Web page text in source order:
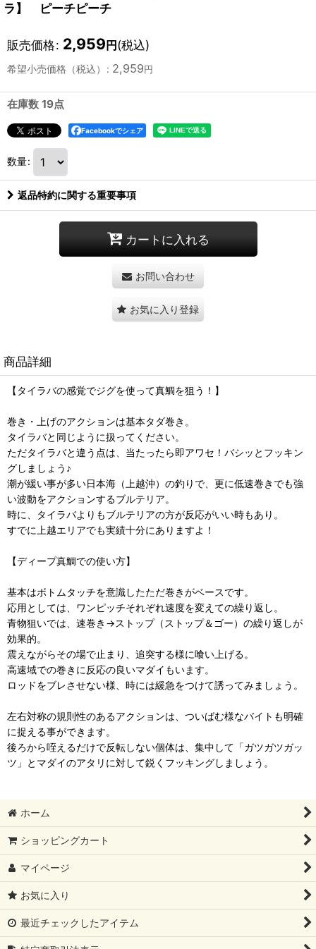
ラ】 ピーチピーチ
販売価格: 2,959 円 (税込)
希望小売価格（税込） : 2,959 円
在庫数 19点
Facebookでシェア
数量:
返品特約に関する重要事項
カートに入れる
お問い合わせ
お気に入り登録
商品詳細
【タイラバの感覚でジグを使って真鯛を狙う！】
巻き・上げのアクションは基本タダ巻き。
タイラバと同じように扱ってください。
ただタイラバと違う点は、当たったら即アワセ！バシッとフッキン
グしましょう♪
潮が緩い事が多い日本海（上越沖）の釣りで、更に低速巻きでも強
い波動をアクションするブルテリア。
時に、タイラバよりもブルテリアの方が反応がいい時もあり。
すでに上越エリアでも実績十分にありますよ！
【ディープ真鯛での使い方】
基本はボトムタッチを意識したただ巻きがベースです。
応用としては、ワンピッチそれぞれ速度を変えての繰り返し。
青物狙いでは、速巻き→ストップ（ストップ＆ゴー）の繰り返しが
効果的。
震えながらその場で止まり、追突する様に喰い上げる。
高速域での巻きに反応の良いマダイもいます。
ロッドをブレさせない様、時には緩急をつけて誘ってみましょう。
左右対称の規則性のあるアクションは、ついばむ様なバイトも明確
に捉える事ができます。
後ろから咥えるだけで反転しない個体は、集中して「ガツガツガッ
ツ」とマダイのアタリに対して鋭くフッキングしましょう。
ホーム
ショッピングカート
マイページ
お気に入り
最近チェックしたアイテム